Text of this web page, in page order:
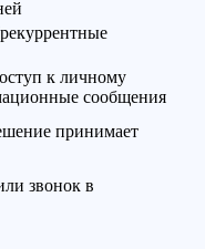
к личному
сообщения
принимает
звонок в